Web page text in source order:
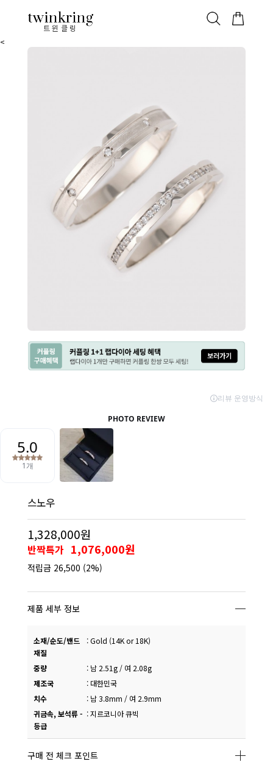
트윈클링
ALL 베스트 안쪽막음 웨딩/다이아 가드링/반지
<
스노우
1,328,000원
반짝특가 1,076,000원
적립금 26,500 (2%)
제품 세부 정보
소재/순도/밴드
재질
:Gold (14K or 18K)
중량 : 남 2.51g / 여 2.08g
제조국
: 대한민국
치수
: 남 3.8mm / 여 2.9mm
귀금속, 보석류 -
등급
:지르코니아 큐빅
구매 전 체크 포인트